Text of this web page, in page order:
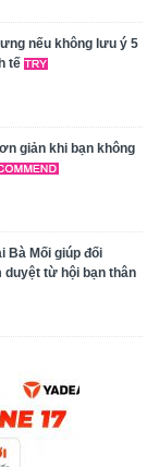
nếu không lưu ý 5
tế
giản khi bạn không
Bà Mối giúp đối
từ hội bạn thân